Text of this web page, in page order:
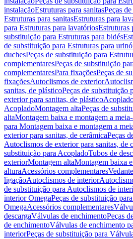
instalaçãoEstruturas para sanitasPeças
Estruturas para sanitasEstruturas para
para Estruturas para lavatóriosEstruturas
substituição para Estruturas para bidés
de substituição para Estruturas para
duchesPeças de substituição para
complementaresPeças de substituição
complementaresPara fixaçõesPeças de
fixaçõesAutoclismos de exterior
sanitas, de plásticoPeças de substituição
exterior para sanitas, de plástico
AcopladoMontagem altaPeças de
altaMontagem baixa e montagem a
para Montagem baixa e montagem a
exterior para sanitas, de cerâmicaPeças
Autoclismos de exterior para sanitas, de
substituição para AcopladoTubos de
exteriorMontagem altaMontagem baixa
alturaAcessórios complementares
ligaçãoAutoclismos de interior
de substituição para Autoclismos de
interior OmegaPeças de substituição
OmegaAcessórios complementares
descargaVálvulas de enchimentoPeças
de enchimentoVálvulas de enchimento
interiorPeças de substituição para